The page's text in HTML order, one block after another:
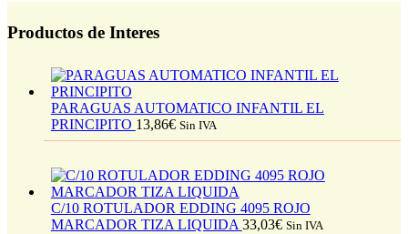
Productos de Interes
PARAGUAS AUTOMATICO INFANTIL EL
PRINCIPITO 13,86€ Sin IVA
C/10 ROTULADOR EDDING 4095 ROJO
MARCADOR TIZA LIQUIDA 33,03€ Sin IVA